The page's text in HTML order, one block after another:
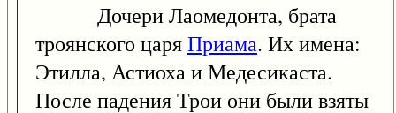
Дочери Лаомедонта, брата
троянского царяПриама. Их имена:
Этилла, Астиоха и Медесикаста.
После падения Трои они были взяты